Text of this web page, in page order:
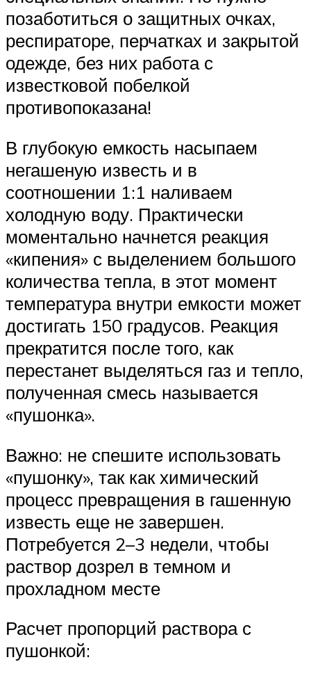
позаботиться о защитных очках,
респираторе, перчатках и закрытой
одежде, без них работа с
известковой побелкой
противопоказана!
В глубокую емкость насыпаем
негашеную известь и в
соотношении 1:1 наливаем
холодную воду. Практически
моментально начнется реакция
«кипения» с выделением большого
количества тепла, в этот момент
температура внутри емкости может
достигать 150 градусов. Реакция
прекратится после того, как
перестанет выделяться газ и тепло,
полученная смесь называется
«пушонка».
Важно: не спешите использовать
«пушонку», так как химический
процесс превращения в гашенную
известь еще не завершен.
Потребуется 2–3 недели, чтобы
раствор дозрел в темном и
прохладном месте
Расчет пропорций раствора с
пушонкой: